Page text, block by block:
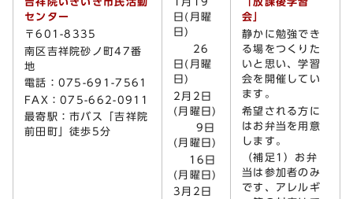
吉祥院いきいき市民活動
センター
〒601-8335
南区吉祥院砂ノ町47番
地
電話：075-691-7561
FAX：075-662-0911
最寄駅：市バス「吉祥院
前田町」徒歩5分
1月19
日(月曜
日)
26
日(月曜
日)
2月2日
(月曜日)
9日
(月曜日)
16日
(月曜日)
3月2日
「放課後学習
会」
静かに勉強でき
る場をつくりた
いと思い、学習
会を開催してい
ます。
希望される方に
はお弁当を用意
します。
（補足1）お弁
当は参加者のみ
です、アレルギ